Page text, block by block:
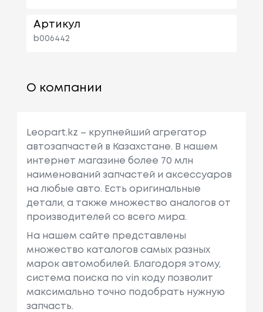
Артикул
b006442
О компании
Leopart.kz – крупнейший агрегатор
автозапчастей в Казахстане. В нашем
интернет магазине более 70 млн
наименований запчастей и аксессуаров
на любые авто. Есть оригинальные
детали, а также множество аналогов от
производителей со всего мира.
На нашем сайте представлены
множество каталогов самых разных
марок автомобилей. Благодоря этому,
система поиска по vin коду позволит
максимально точно подобрать нужную
запчасть.